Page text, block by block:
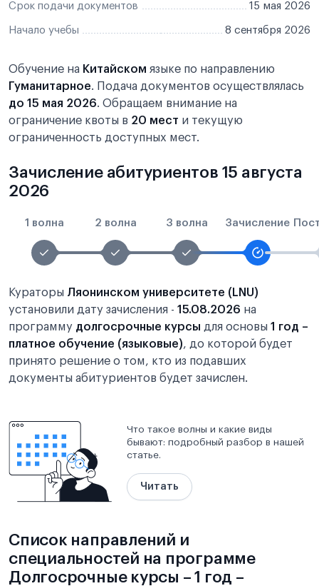
Срок подачи документов 15 мая 2026
Начало учебы 8 сентября 2026
Обучение на Китайском языке по направлению
Гуманитарное. Подача документов осуществлялась
до 15 мая 2026. Обращаем внимание на
ограничение квоты в 20 мест и текущую
ограниченность доступных мест.
Зачисление абитуриентов 15 августа
2026
1 волна 2 волна 3 волна Зачисление
Кураторы Ляонинском университете (LNU)
установили дату зачисления - 15.08.2026 на
программу долгосрочные курсы для основы 1 год –
платное обучение (языковые), до которой будет
принято решение о том, кто из подавших
документы абитуриентов будет зачислен.
Что такое волны и какие виды
бывают: подробный разбор в нашей
статье.
Читать
Список направлений и
специальностей на программе
Долгосрочные курсы – 1 год –